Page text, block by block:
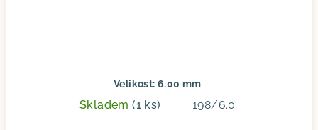
Velikost: 6.00 mm
Skladem(1 ks) 198/6.0